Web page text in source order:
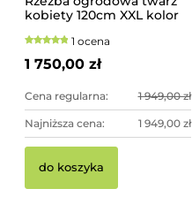
kobiety 120cm XXL kolor
betonowa - imponująca
dekoracja ogrodowa
1 ocena
1 750,00 zł
Cena regularna: 1 949,00 zł
Najniższa cena: 1 949,00 zł
do koszyka